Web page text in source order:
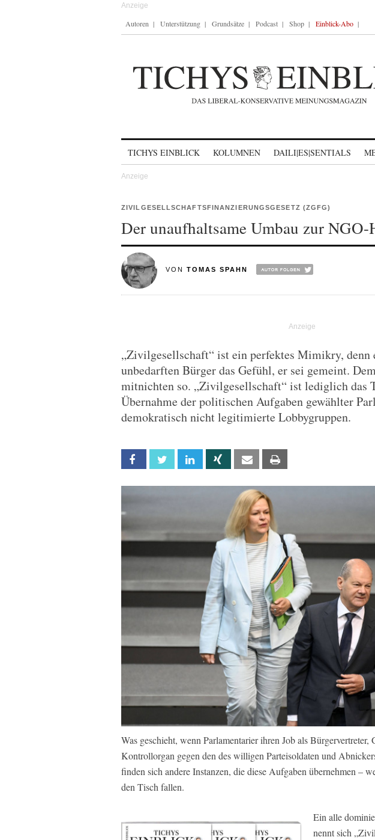
Autoren Unterstützung Grundsätze Podcast Shop Einblick-Abo
TICHYS EINBLICK KOLUMNEN DAILI|ES|SENTIALS
ZIVILGESELLSCHAFTSFINANZIERUNGSGESETZ (ZGFG)
Der unaufhaltsame Umbau zur
VON TOMAS SPAHN
„Zivilgesellschaft“ ist ein perfektes Mimikry, denn
unbedarften Bürger das Gefühl, er sei gemeint.
mitnichten so. „Zivilgesellschaft“ ist lediglich das
Übernahme der politischen Aufgaben gewählter
demokratisch nicht legitimierte Lobbygruppen.
Facebook Twitter Linkedin Xing Email
Was geschieht, wenn Parlamentarier ihren Job als Bürgervertreter,
Kontrollorgan gegen den des willigen Parteisoldaten und
finden sich andere Instanzen, die diese Aufgaben übernehmen –
den Tisch fallen.
Ein alle
nennt sich